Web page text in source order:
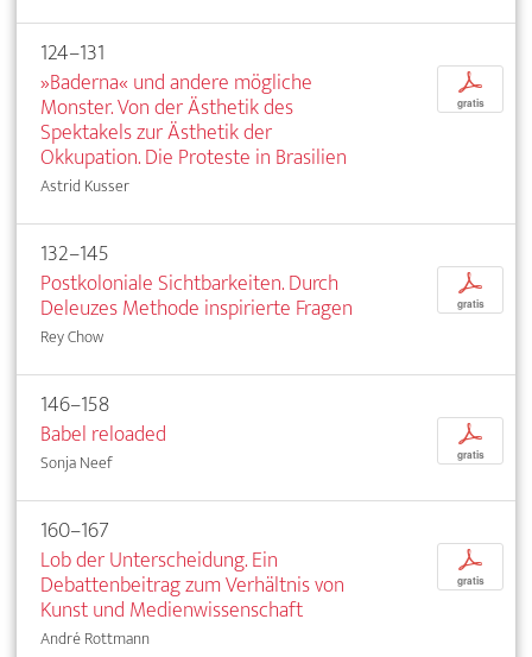
124–131
»Baderna« und andere mögliche
Monster. Von der Ästhetik des
Spektakels zur Ästhetik der
Okkupation. Die Proteste in Brasilien
Astrid Kusser
p
gratis
132–145
Postkoloniale Sichtbarkeiten. Durch
Deleuzes Methode inspirierte Fragen
Rey Chow
p
gratis
146–158
Babel reloaded
Sonja Neef
p
gratis
160–167
Lob der Unterscheidung. Ein
Debattenbeitrag zum Verhältnis von
Kunst und Medienwissenschaft
André Rottmann
p
gratis